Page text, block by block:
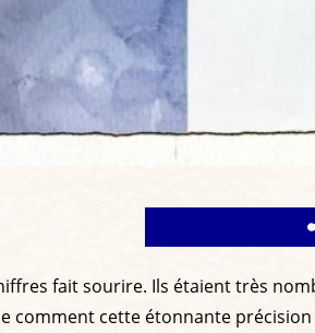
fait sourire. Ils étaient très
comment cette étonnante